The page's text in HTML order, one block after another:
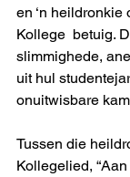
en ‘n
Kollege  betuig.
slimmighede,
uit hul
onuitwisbare
Tussen die
Kollegelied,